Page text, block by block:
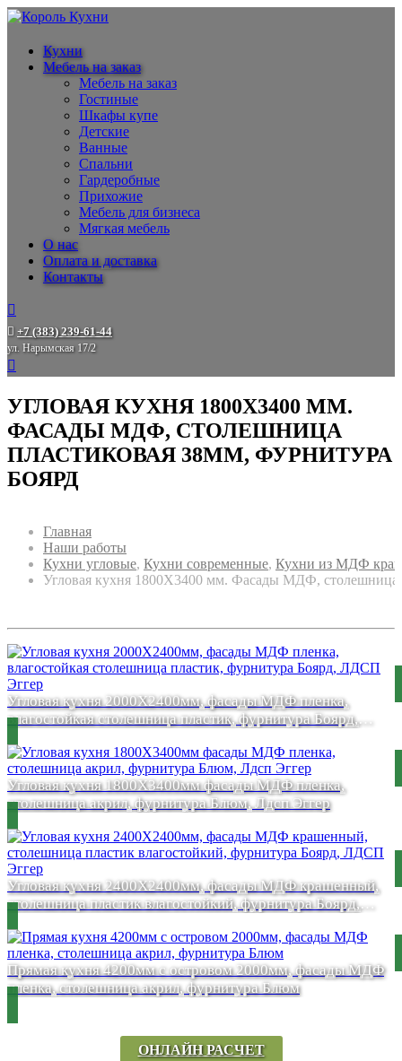
Кухни
Мебель на заказ
Мебель на заказ
Гостиные
Шкафы купе
Детские
Ванные
Спальни
Гардеробные
Прихожие
Мебель для бизнеса
Мягкая мебель
О нас
Оплата и доставка
Контакты
+7 (383) 239-61-44
ул. Нарымская 17/2
УГЛОВАЯ КУХНЯ 1800Х3400 ММ.
ФАСАДЫ МДФ, СТОЛЕШНИЦА
ПЛАСТИКОВАЯ 38ММ, ФУРНИТУРА
БОЯРД
Главная
Наши работы
Кухни угловые, Кухни современные, Кухни из МДФ
Угловая кухня 1800Х3400 мм. Фасады МДФ, столешница
Угловая кухня 2000Х2400мм, фасады МДФ пленка,
влагостойкая столешница пластик, фурнитура Боярд,
Угловая кухня 1800Х3400мм фасады МДФ пленка,
столешница акрил, фурнитура Блюм, Лдсп Эггер
Угловая кухня 2400Х2400мм, фасады МДФ крашенный,
столешница пластик влагостойкий, фурнитура Боярд,
Прямая кухня 4200мм с островом 2000мм, фасады МДФ
пленка, столешница акрил, фурнитура Блюм
ОНЛАЙН РАСЧЕТ